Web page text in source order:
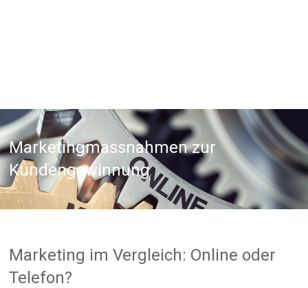
Marketingmassnahmen zur
Kundengewinnung
Marketing im Vergleich: Online oder
Telefon?